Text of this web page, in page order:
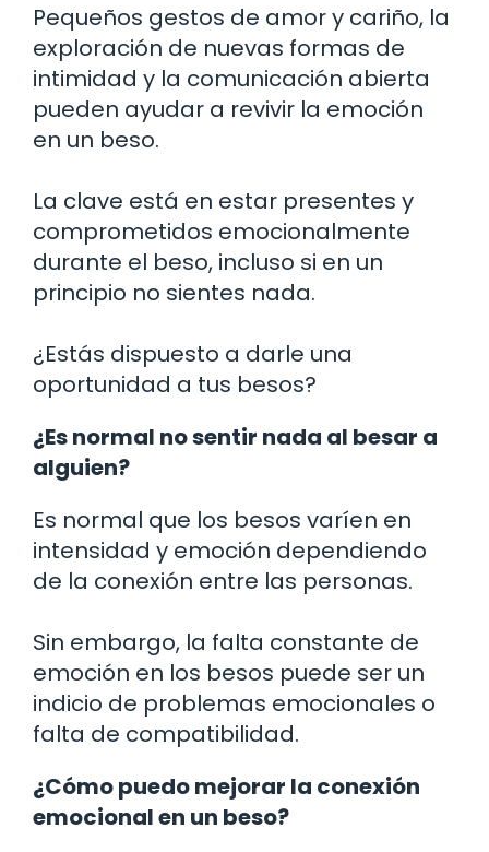
Pequeños gestos de amor y cariño, la
exploración de nuevas formas de
intimidad y la comunicación abierta
pueden ayudar a revivir la emoción
en un beso.
La clave está en estar presentes y
comprometidos emocionalmente
durante el beso, incluso si en un
principio no sientes nada.
¿Estás dispuesto a darle una
oportunidad a tus besos?
¿Es normal no sentir nada al besar a
alguien?
Es normal que los besos varíen en
intensidad y emoción dependiendo
de la conexión entre las personas.
Sin embargo, la falta constante de
emoción en los besos puede ser un
indicio de problemas emocionales o
falta de compatibilidad.
¿Cómo puedo mejorar la conexión
emocional en un beso?